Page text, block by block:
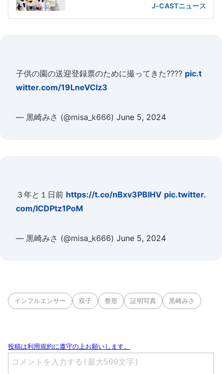
J-CASTニュース
子供の園の送迎登録票のために撮ってきた???? pic.t
witter.com/19LneVClz3
— 黒崎みさ (@misa_k666) June 5, 2024
３年と１日前 https://t.co/nBxv3PBlHV pic.twitter.
com/ICDPtz1PoM
— 黒崎みさ (@misa_k666) June 5, 2024
インフルエンサー 双子 整形 証明写真 黒崎みさ